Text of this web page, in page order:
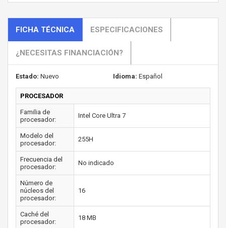
FICHA TÉCNICA ESPECIFICACIONES
¿NECESITAS FINANCIACIÓN?
Estado: Nuevo Idioma: Español
PROCESADOR
Familia de
procesador:
Intel Core Ultra 7
Modelo del
procesador:
255H
Frecuencia del
procesador:
No indicado
Número de
núcleos del
procesador:
16
Caché del
procesador:
18 MB